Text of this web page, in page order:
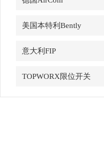
美国本特利Bently
意大利FIP
TOPWORX限位开关